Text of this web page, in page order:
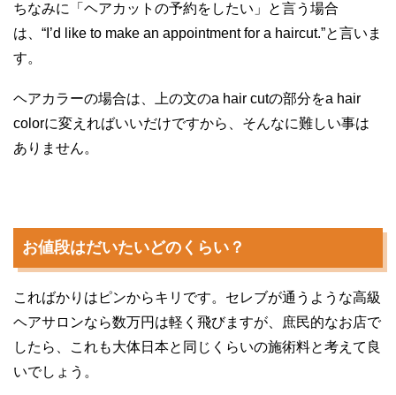
ちなみに「ヘアカットの予約をしたい」と言う場合
は、“I’d like to make an appointment for a haircut.”と言いま
す。
ヘアカラーの場合は、上の文のa hair cutの部分をa hair
colorに変えればいいだけですから、そんなに難しい事は
ありません。
お値段はだいたいどのくらい？
こればかりはピンからキリです。セレブが通うような高級
ヘアサロンなら数万円は軽く飛びますが、庶民的なお店で
したら、これも大体日本と同じくらいの施術料と考えて良
いでしょう。